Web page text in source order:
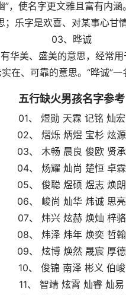
”，使名字更文雅且富有内
乐字是欢喜、对某事心甘
03、晔诚
华美、盛美的意思，经常
在、可靠的意思。“晔诚”
五行缺火男孩名字参考
01、 煜勋 天霖 记铭 灿宏
02、 熠烁 炳煜 宝杉 炫源
03、 木畅 晨良 俊欧 贤承
04、 炀耀 灿尚 楚恒 卓霖
05、 俊聪 煜硕 煜志 焕朗
06、 峻尚 灿华 炜诚 思亮
07、 炜兴 炫赫 焕灿 梓骆
08、 炜泽 炜年 焕奕 哲翰
09、 炫博 焕然 晟宸 厚德
10、 俊锦 南泽 彬义 伯峻
11、 智靖 炫霄 灿睿 灿易